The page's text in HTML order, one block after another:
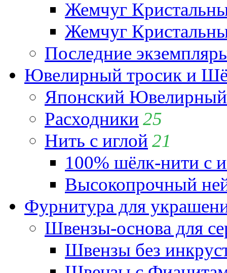
Жемчуг
Жемчуг
Последние
Ювелирный тросик и
Японский
Расходники 25
Нить с иглой 21
100% шёлк-нити с
Высокопрочный
Фурнитура для
Швензы-основа для
Швензы без